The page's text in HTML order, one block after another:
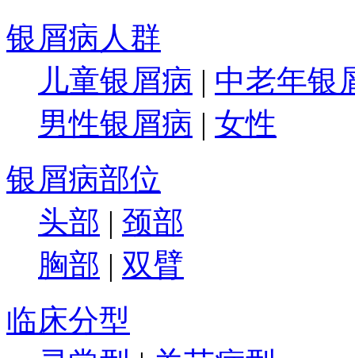
银屑病人群
儿童银屑病 | 中老年银
男性银屑病 | 女性
银屑病部位
头部 | 颈部
胸部 | 双臂
临床分型